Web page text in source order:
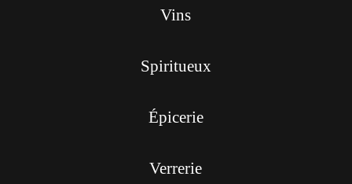
Vins
Spiritueux
Épicerie
Verrerie